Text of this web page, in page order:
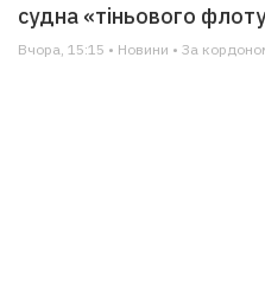
судна «тіньового
Вчора, 15:15 • Новини • За